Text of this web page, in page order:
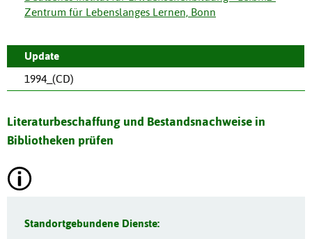
Zentrum für Lebenslanges Lernen, Bonn
Update
1994_(CD)
Literaturbeschaffung und Bestandsnachweise in
Bibliotheken prüfen
Standortgebundene Dienste: